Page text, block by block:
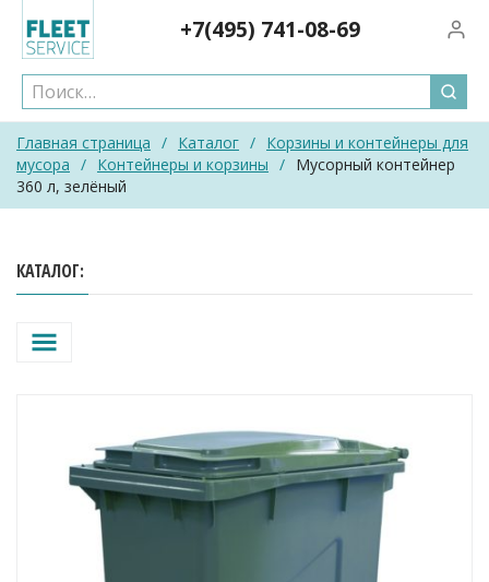
content
+7(495) 741-08-69
Главная страница / Каталог / Корзины и контейнеры для
мусора / Контейнеры и корзины / Мусорный контейнер
360 л, зелёный
КАТАЛОГ